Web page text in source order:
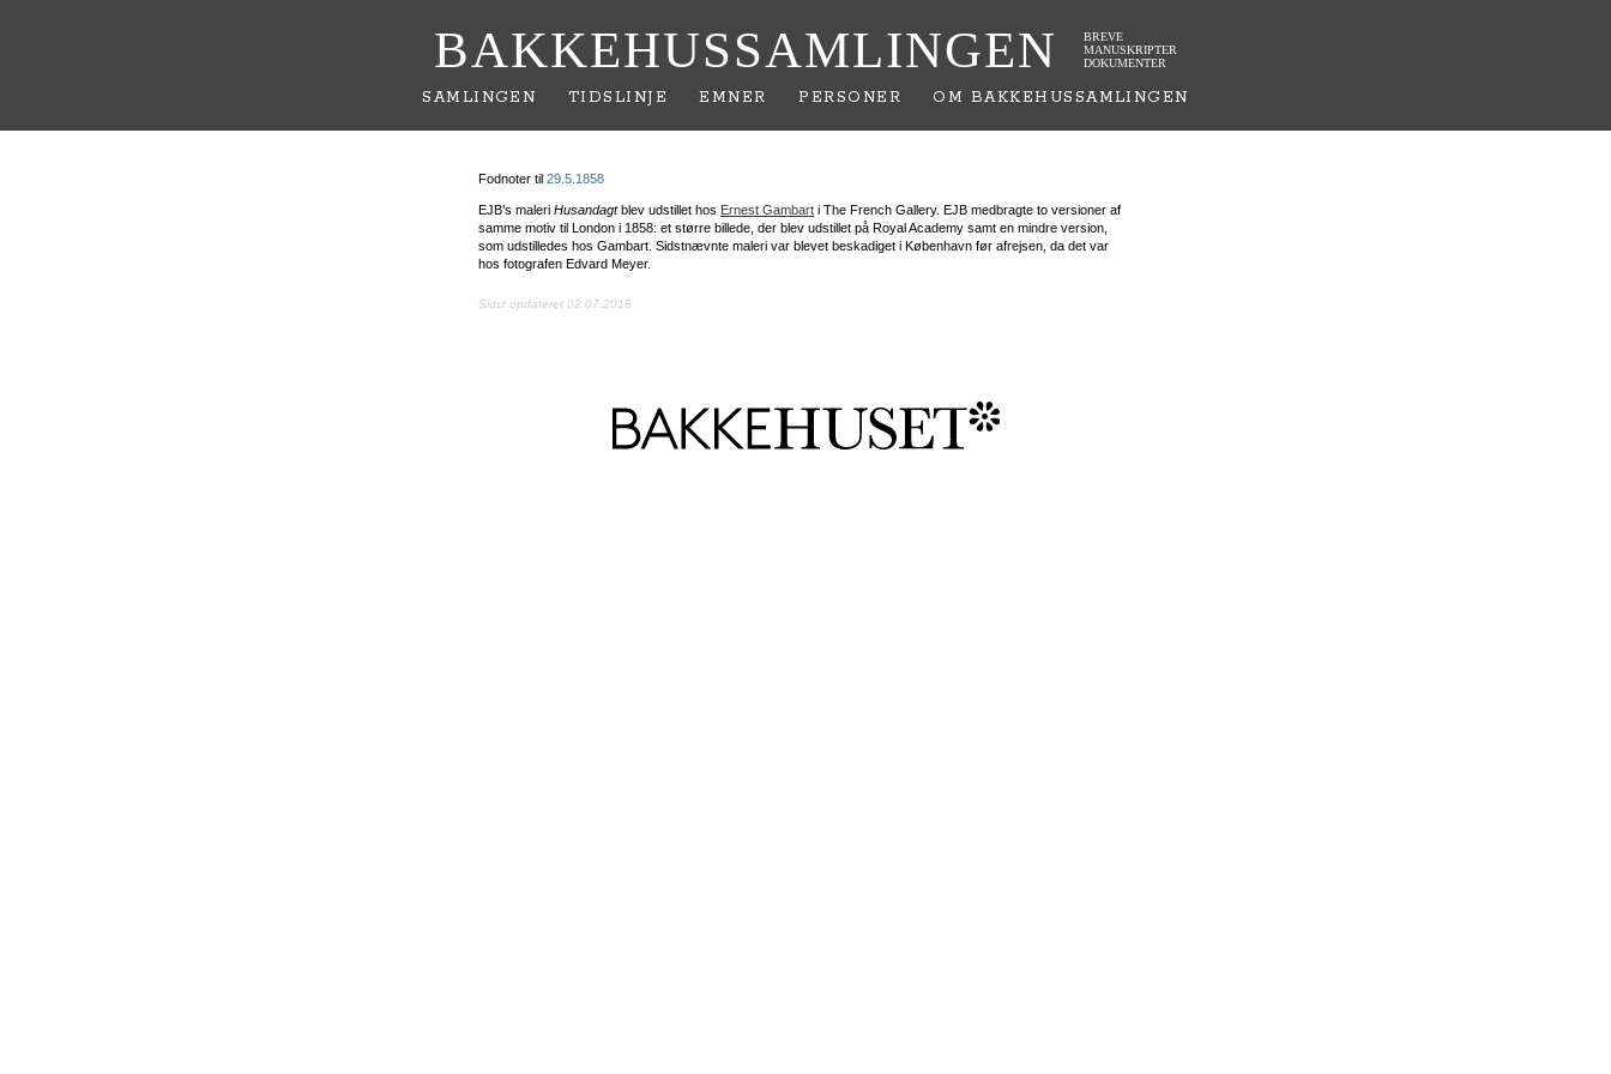
BAKKEHUSSAMLINGEN
BREVE
MANUSKRIPTER
DOKUMENTER
SAMLINGEN TIDSLINJE EMNER PERSONER OM BAKKEHUSSAMLINGEN
Fodnoter til 29.5.1858
EJB’s maleri Husandagtblev udstillet hos Ernest Gambart i The French Gallery. EJB medbragte to versioner af
samme motiv til London i 1858: et større billede, der blev udstillet på Royal Academy samt en mindre version,
som udstilledes hos Gambart. Sidstnævnte maleri var blevet beskadiget i København før afrejsen, da det var
hos fotografen Edvard Meyer.
Sidst opdateret 02.07.2018